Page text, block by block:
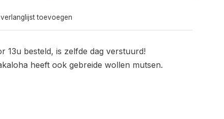
toevoegen
13u besteld, is zelfde dag verstuurd!
heeft ook gebreide wollen mutsen.